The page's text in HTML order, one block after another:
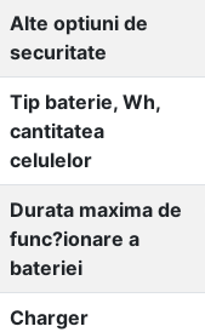
Alte optiuni de
securitate
Tip baterie, Wh,
cantitatea
celulelor
Durata maxima de
func?ionare a
bateriei
Charger